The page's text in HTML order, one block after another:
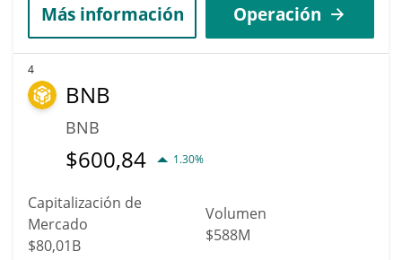
Más información Operación
4
BNB
BNB
$600,84 1.30%
Capitalización de
Mercado
$80,01B
Volumen
$588M